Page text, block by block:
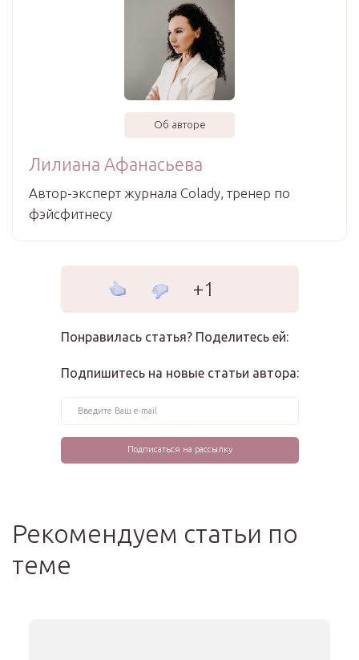
Об авторе
Лилиана Афанасьева
Автор-эксперт журнала Сolady, тренер по
фэйсфитнесу
+1
Понравилась статья? Поделитесь ей:
Подпишитесь на новые статьи автора:
Рекомендуем статьи по
теме